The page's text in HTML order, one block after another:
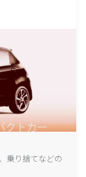
乗り捨てなどの